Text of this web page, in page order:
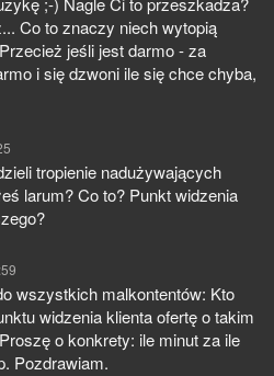
Co to znaczy niech wytopią
jeśli jest darmo - za
i się dzwoni ile się chce chyba,
tropienie nadużywających
larum? Co to? Punkt widzenia
wszystkich malkontentów: Kto
widzenia klienta ofertę o takim
o konkrety: ile minut za ile
Pozdrawiam.